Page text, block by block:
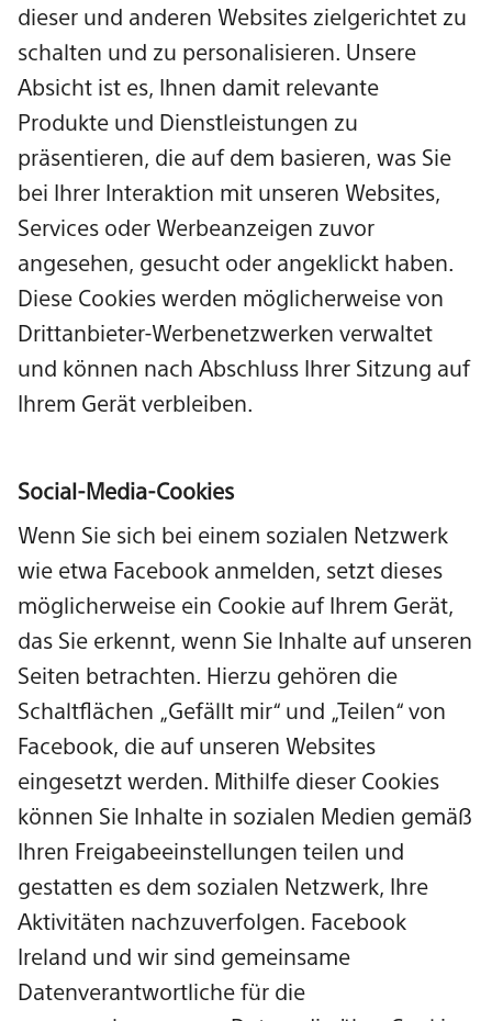
dieser und anderen Websites zielgerichtet zu
schalten und zu personalisieren. Unsere
Absicht ist es, Ihnen damit relevante
Produkte und Dienstleistungen zu
präsentieren, die auf dem basieren, was Sie
bei Ihrer Interaktion mit unseren Websites,
Services oder Werbeanzeigen zuvor
angesehen, gesucht oder angeklickt haben.
Diese Cookies werden möglicherweise von
Drittanbieter-Werbenetzwerken verwaltet
und können nach Abschluss Ihrer Sitzung auf
Ihrem Gerät verbleiben.
Social-Media-Cookies
Wenn Sie sich bei einem sozialen Netzwerk
wie etwa Facebook anmelden, setzt dieses
möglicherweise ein Cookie auf Ihrem Gerät,
das Sie erkennt, wenn Sie Inhalte auf unseren
Seiten betrachten. Hierzu gehören die
Schaltflächen „Gefällt mir“ und „Teilen“ von
Facebook, die auf unseren Websites
eingesetzt werden. Mithilfe dieser Cookies
können Sie Inhalte in sozialen Medien gemäß
Ihren Freigabeeinstellungen teilen und
gestatten es dem sozialen Netzwerk, Ihre
Aktivitäten nachzuverfolgen. Facebook
Ireland und wir sind gemeinsame
Datenverantwortliche für die